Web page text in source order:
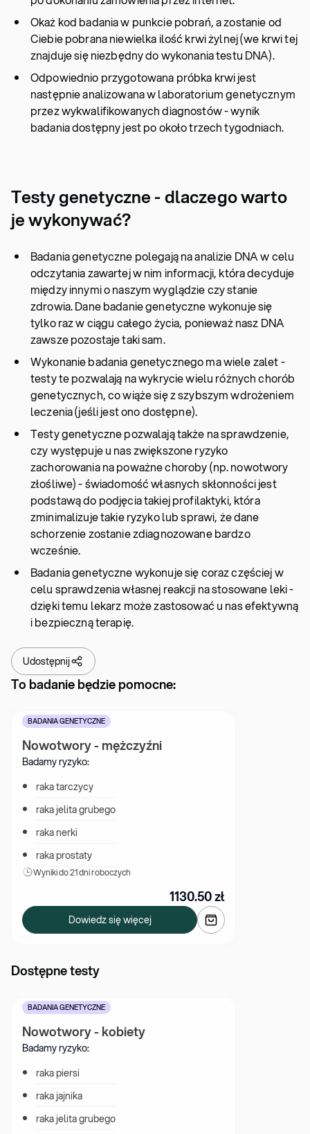
Okaż kod badania w punkcie pobrań, a zostanie od
Ciebie pobrana niewielka ilość krwi żylnej (we krwi tej
znajduje się niezbędny do wykonania testu DNA).
Odpowiednio przygotowana próbka krwi jest
następnie analizowana w laboratorium genetycznym
przez wykwalifikowanych diagnostów - wynik
badania dostępny jest po około trzech tygodniach.
Testy genetyczne - dlaczego warto
je wykonywać?
Badania genetyczne polegają na analizie DNA w celu
odczytania zawartej w nim informacji, która decyduje
między innymi o naszym wyglądzie czy stanie
zdrowia. Dane badanie genetyczne wykonuje się
tylko raz w ciągu całego życia, ponieważ nasz DNA
zawsze pozostaje taki sam.
Wykonanie badania genetycznego ma wiele zalet -
testy te pozwalają na wykrycie wielu różnych chorób
genetycznych, co wiąże się z szybszym wdrożeniem
leczenia (jeśli jest ono dostępne).
Testy genetyczne pozwalają także na sprawdzenie,
czy występuje u nas zwiększone ryzyko
zachorowania na poważne choroby (np. nowotwory
złośliwe) - świadomość własnych skłonności jest
podstawą do podjęcia takiej profilaktyki, która
zminimalizuje takie ryzyko lub sprawi, że dane
schorzenie zostanie zdiagnozowane bardzo
wcześnie.
Badania genetyczne wykonuje się coraz częściej w
celu sprawdzenia własnej reakcji na stosowane leki -
dzięki temu lekarz może zastosować u nas efektywną
i bezpieczną terapię.
Udostępnij
To badanie będzie pomocne:
BADANIA GENETYCZNE
Nowotwory - mężczyźni
Badamy ryzyko:
raka tarczycy
raka jelita grubego
raka nerki
raka prostaty
Wyniki do 21 dni roboczych
1130.50zł
Dowiedz się więcej
Dostępne testy
BADANIA GENETYCZNE
Nowotwory - kobiety
Badamy ryzyko:
raka piersi
raka jajnika
raka jelita grubego